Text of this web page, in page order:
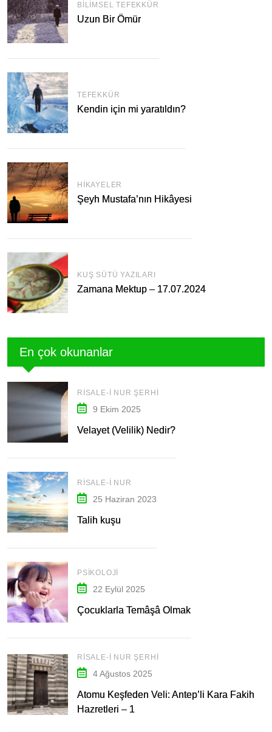
BILIMSEL TEFEKKÜR
Uzun Bir Ömür
TEFEKKÜR
Kendin için mi yaratıldın?
HIKAYELER
Şeyh Mustafa’nın Hikâyesi
KUŞ SÜTÜ YAZILARI
Zamana Mektup – 17.07.2024
En çok okunanlar
RISALE-I NUR ŞERHI
9 Ekim 2025
Velayet (Velilik) Nedir?
RISALE-I NUR
25 Haziran 2023
Talih kuşu
PSIKOLOJI
22 Eylül 2025
Çocuklarla Temâşâ Olmak
RISALE-I NUR ŞERHI
4 Ağustos 2025
Atomu Keşfeden Veli: Antep’li Kara Fakih
Hazretleri – 1